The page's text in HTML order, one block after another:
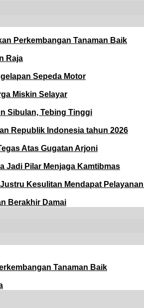
Perkembangan Tanaman Baik
Raja
Sepeda Motor
Miskin Selayar
Sibulan, Tebing Tinggi
Republik Indonesia tahun 2026
Atas Gugatan Arjoni
Jadi Pilar Menjaga Kamtibmas
Kesulitan Mendapat
Berakhir Damai
Tanaman Baik